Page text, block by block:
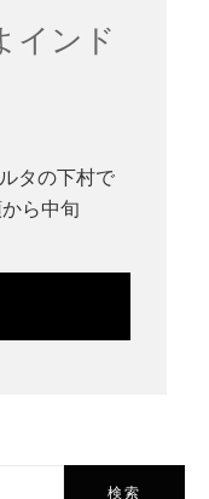
インド
タの下村で
ら中旬
検索